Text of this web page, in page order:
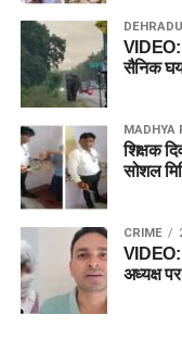
VIDEO:
सैनिक
MADHYA
शिक्षक
सोशल
CRIME
VIDEO:
अध्यक्ष